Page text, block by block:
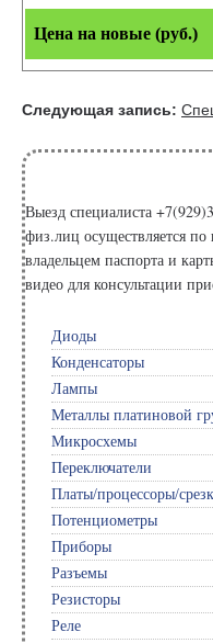
Следующая запись:
Выезд специалиста
физ.лиц осуществляется
владельцем паспорта и
видео для консультации
Диоды
Конденсаторы
Лампы
Металлы платиновой
Микросхемы
Переключатели
Платы/процессоры/
Потенциометры
Приборы
Разъемы
Резисторы
Реле